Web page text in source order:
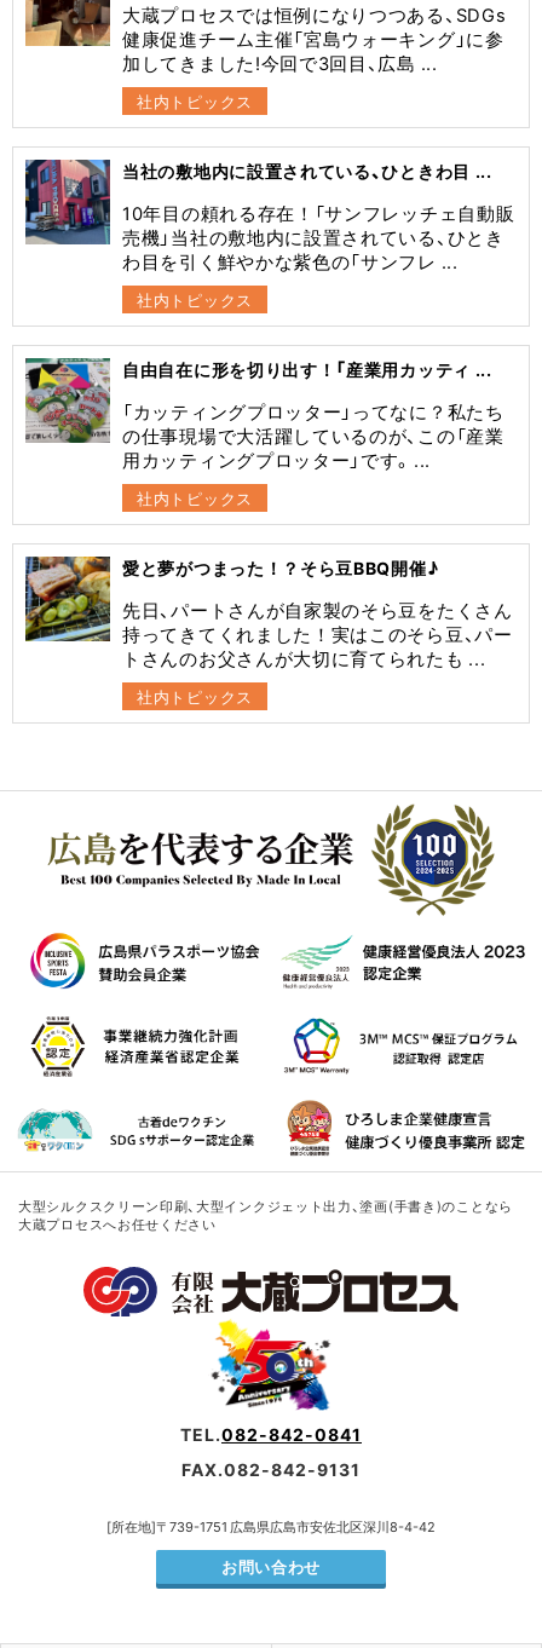
大蔵プロセスでは恒例になりつつある、SDGs
健康促進チーム主催「宮島ウォーキング」に参
加してきました!今回で3回目、広島 ...
社内トピックス
当社の敷地内に設置されている、ひときわ目 ...
10年目の頼れる存在！「サンフレッチェ自動販
売機」当社の敷地内に設置されている、ひとき
わ目を引く鮮やかな紫色の「サンフレ ...
社内トピックス
自由自在に形を切り出す！「産業用カッティ ...
​「カッティングプロッター」ってなに？​私たち
の仕事現場で大活躍しているのが、この「産業
用カッティングプロッター」です。 ...
社内トピックス
愛と夢がつまった！？そら豆BBQ開催♪
先日、パートさんが自家製のそら豆をたくさん
持ってきてくれました！実はこのそら豆、パー
トさんのお父さんが大切に育てられたも ...
社内トピックス
大型シルクスクリーン印刷、大型インクジェット出力、塗画(手書き)のことなら
大蔵プロセスへお任せください
TEL.082-842-0841
FAX.082-842-9131
[所在地]〒739-1751 広島県広島市安佐北区深川8-4-42
お問い合わせ